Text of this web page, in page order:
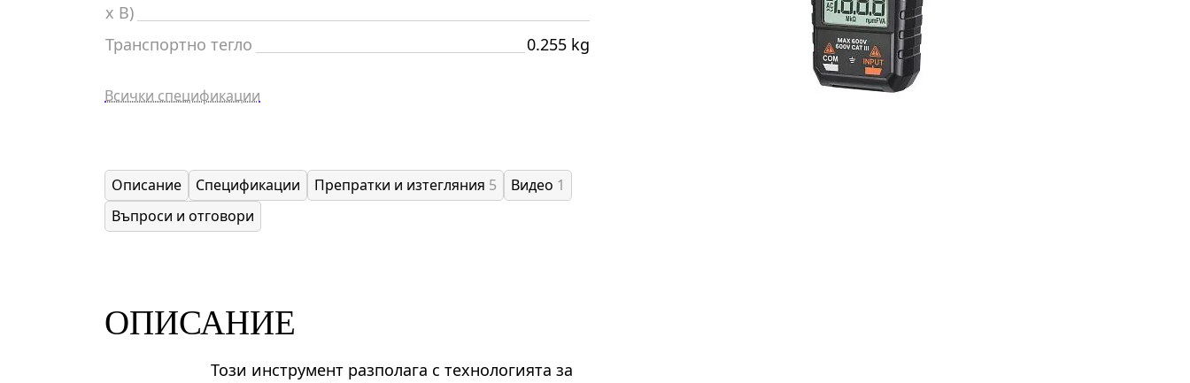
x В)
Транспортно тегло 0.255 kg
Всички спецификации
Описание Спецификации Препратки и изтегляния 5 Видео 1
Въпроси и отговори
ОПИСАНИЕ
Този инструмент разполага с технологията за